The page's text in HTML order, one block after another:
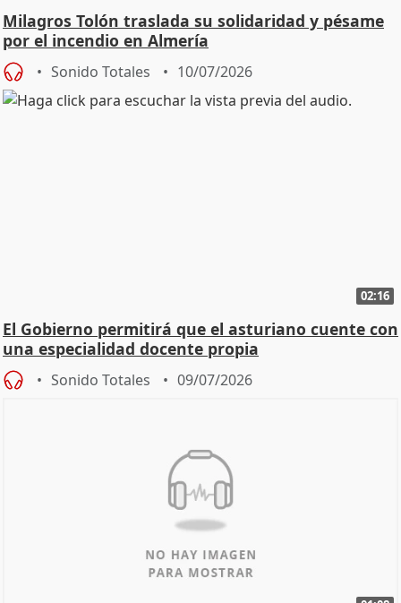
Milagros Tolón traslada su solidaridad y pésame
por el incendio en Almería
Sonido Totales 10/07/2026
02:16
El Gobierno permitirá que el asturiano cuente con
una especialidad docente propia
Sonido Totales 09/07/2026